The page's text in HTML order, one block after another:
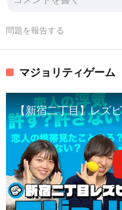
問題を報告する
マジョリティゲーム
【新宿二丁目】レズ